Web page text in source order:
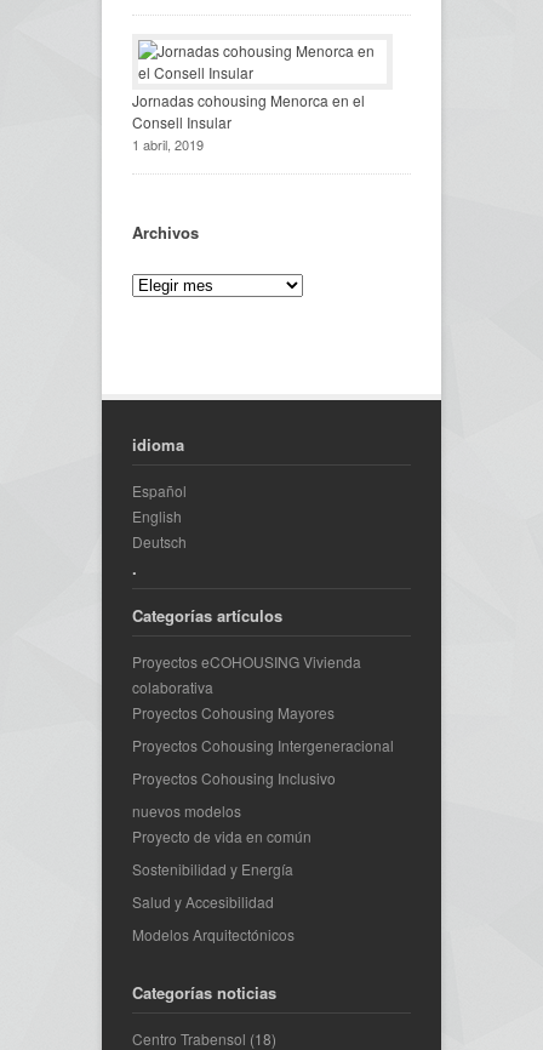
Jornadas cohousing Menorca en el
Consell Insular
1 abril, 2019
Archivos
idioma
Español
English
Deutsch
.
Categorías artículos
Proyectos eCOHOUSING Vivienda
colaborativa
Proyectos Cohousing Mayores
Proyectos Cohousing Intergeneracional
Proyectos Cohousing Inclusivo
nuevos modelos
Proyecto de vida en común
Sostenibilidad y Energía
Salud y Accesibilidad
Modelos Arquitectónicos
Categorías noticias
Centro Trabensol (18)